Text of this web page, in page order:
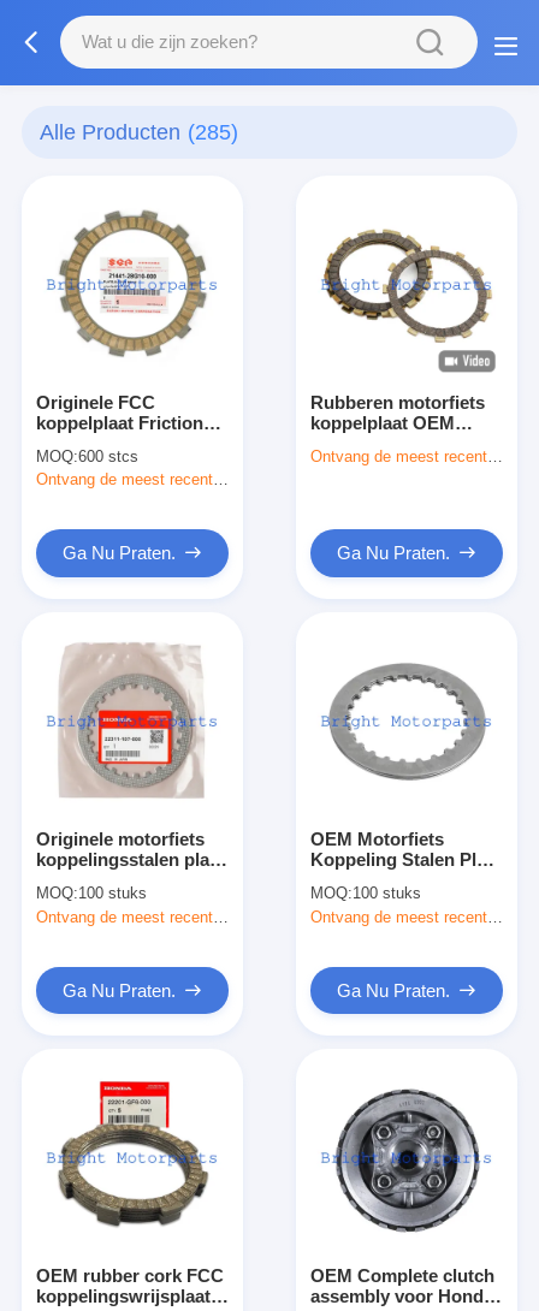
Alle Producten (285)
Originele FCC
koppelplaat Friction
Suzuki GD110, 21441-
28G10-000
MOQ:600 stcs
Ontvang de meest recente Prijs
Ga Nu Praten.
Rubberen motorfiets
koppelplaat OEM
koppelplaat kits voorOntvang de meest recente Prijs
Ga Nu Praten.
Originele motorfiets
koppelingsstalen plaat
TRX125 XL100 22311-
107-00
MOQ:100 stuks
Ontvang de meest recente Prijs
Ga Nu Praten.
OEM Motorfiets
Koppeling Stalen Plaat
FZ-16 FZ16 21C-E6321-
00
MOQ:100 stuks
Ga Nu Praten.
OEM rubber cork FCC
koppelingswrijsplaat
OEM Complete clutch
assembly voor Honda